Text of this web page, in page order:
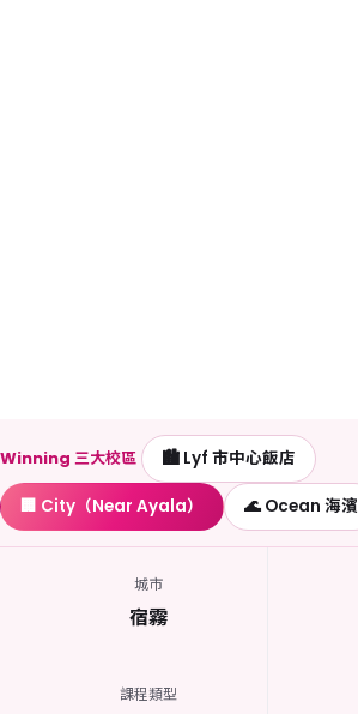
Winning 三大校區 🏙️ Lyf 市中心飯店
🏢 City（Near Ayala） 🌊 Ocean 海濱
城市
宿霧
課程類型